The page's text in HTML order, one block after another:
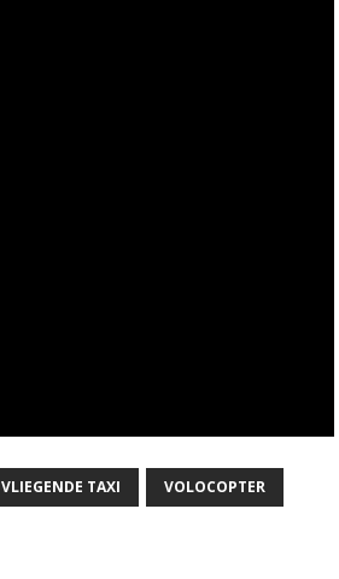
VLIEGENDE TAXI VOLOCOPTER